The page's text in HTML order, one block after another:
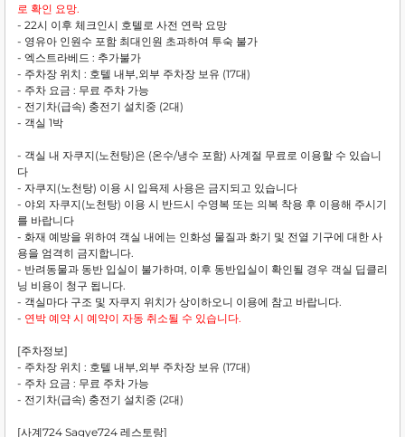
로 확인 요망.
- 22시 이후 체크인시 호텔로 사전 연락 요망
- 영유아 인원수 포함 최대인원 초과하여 투숙 불가
- 엑스트라베드 : 추가불가
- 주차장 위치 : 호텔 내부,외부 주차장 보유 (17대)
- 주차 요금 : 무료 주차 가능
- 전기차(급속) 충전기 설치중 (2대)
- 객실 1박
- 객실 내 자쿠지(노천탕)은 (온수/냉수 포함) 사계절 무료로 이용할 수 있습니
다
- 자쿠지(노천탕) 이용 시 입욕제 사용은 금지되고 있습니다
- 야외 자쿠지(노천탕) 이용 시 반드시 수영복 또는 의복 착용 후 이용해 주시기
를 바랍니다
- 화재 예방을 위하여 객실 내에는 인화성 물질과 화기 및 전열 기구에 대한 사
용을 엄격히 금지합니다.
- 반려동물과 동반 입실이 불가하며, 이후 동반입실이 확인될 경우 객실 딥클리
닝 비용이 청구 됩니다.
- 객실마다 구조 및 자쿠지 위치가 상이하오니 이용에 참고 바랍니다.
- 연박 예약 시 예약이 자동 취소될 수 있습니다.
[주차정보]
- 주차장 위치 : 호텔 내부,외부 주차장 보유 (17대)
- 주차 요금 : 무료 주차 가능
- 전기차(급속) 충전기 설치중 (2대)
[사계724 Sagye724 레스토랑]